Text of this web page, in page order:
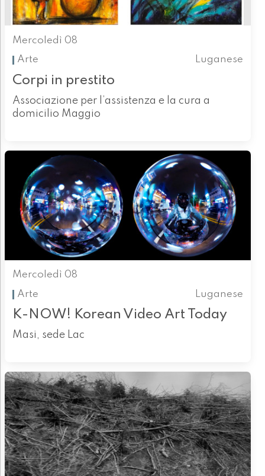
Mercoledì 08
Arte
Luganese
Corpi in prestito
Associazione per l’assistenza e la cura a
domicilio Maggio
Mercoledì 08
Arte
Luganese
K-NOW! Korean Video Art Today
Masi, sede Lac